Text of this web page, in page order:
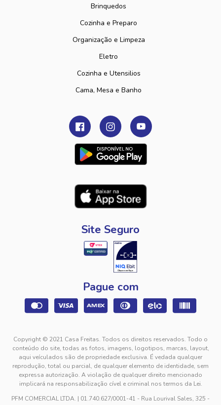
Brinquedos
Cozinha e Preparo
Organização e Limpeza
Eletro
Cozinha e Utensilios
Cama, Mesa e Banho
Site Seguro
Pague com
Copyright © 2021 Casa Freitas. Todos os direitos reservados. Todo o
conteúdo do site, todas as fotos, imagens, logotipos, marcas, layout,
aqui veículados são de propriedade exclusiva. É vedada qualquer
reprodução, total ou parcial, de qualquer elemento de identidade, sem
expressa autorização. A violação de qualquer direito mencionado
implicará na responsabilização cível e criminal nos termos da Lei.
PFM COMERCIAL LTDA. | 01.740.627/0001-41 - Rua Lourival Sales, 325 -